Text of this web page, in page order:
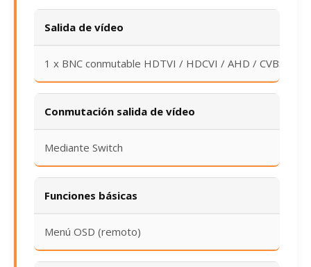
Salida de vídeo
1 x BNC conmutable HDTVI / HDCVI / AHD / CVBS
Conmutación salida de vídeo
Mediante Switch
Funciones básicas
Menú OSD (remoto)